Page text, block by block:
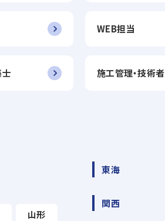
WEB担当
士 施工管理・技術者
山形
東海
関西